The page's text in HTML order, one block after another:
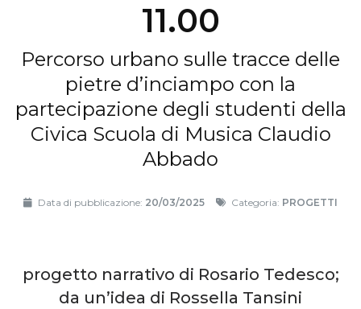
11.00
Percorso urbano sulle tracce delle
pietre d’inciampo con la
partecipazione degli studenti della
Civica Scuola di Musica Claudio
Abbado
Data di pubblicazione: 20/03/2025 Categoria: PROGETTI
progetto narrativo di Rosario Tedesco;
da un’idea di Rossella Tansini